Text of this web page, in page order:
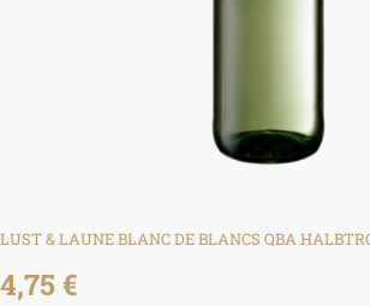
LUST & LAUNE BLANC DE BLANCS QBA
4,75 €